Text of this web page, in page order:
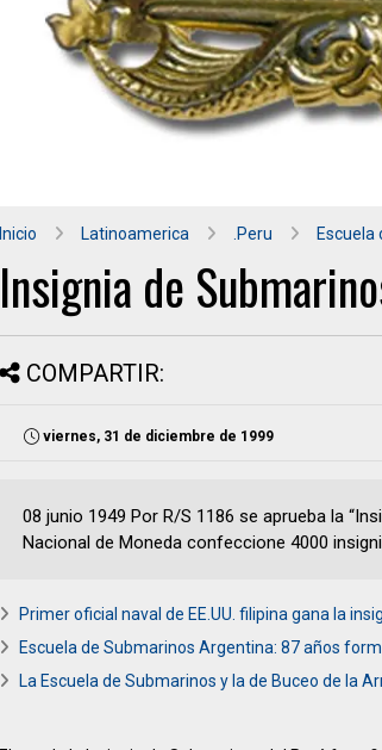
Inicio Latinoamerica .Peru Escuela
Insignia de
COMPARTIR:
viernes, 31 de diciembre de 1999
08 junio 1949 Por R/S 1186 se aprueba la
Nacional de Moneda confeccione 4000
Primer oficial naval de EE.UU. filipina gana la
Escuela de Submarinos Argentina: 87 años
La Escuela de Submarinos y la de Buceo de la